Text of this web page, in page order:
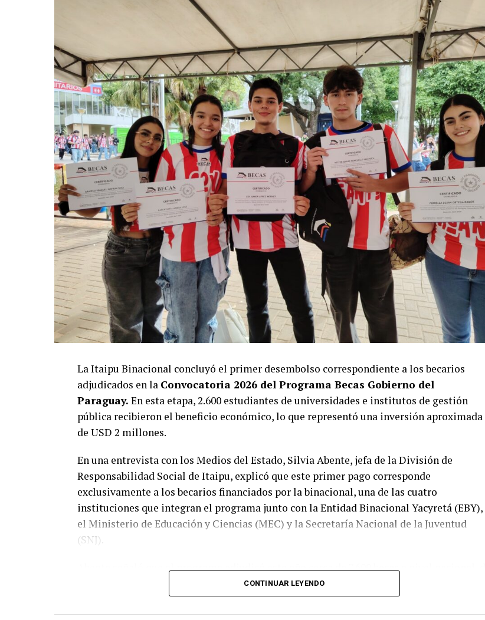
La Itaipu Binacional concluyó el primer desembolso correspondiente a los becarios
adjudicados en la Convocatoria 2026 del Programa Becas Gobierno del
Paraguay. En esta etapa, 2.600 estudiantes de universidades e institutos de gestión
pública recibieron el beneficio económico, lo que representó una inversión aproximada
de USD 2 millones.
En una entrevista con los Medios del Estado, Silvia Abente, jefa de la División de
Responsabilidad Social de Itaipu, explicó que este primer pago corresponde
exclusivamente a los becarios financiados por la binacional, una de las cuatro
instituciones que integran el programa junto con la Entidad Binacional Yacyretá (EBY),
el Ministerio de Educación y Ciencias (MEC) y la Secretaría Nacional de la Juventud
(SNJ).
Abente señaló que el programa adjudicó este año cerca de 7.600 becas a nivel nacional, de
las cuales 6.733 corresponden a Itaipu. Del total de beneficiarios de la binacional, 2.600
cursan sus estudios en instituciones públicas y reciben los desembolsos de manera
directa.
CONTINUAR LEYENDO